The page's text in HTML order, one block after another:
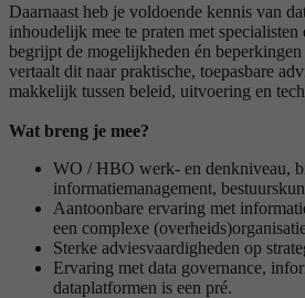
Daarnaast heb je voldoende kennis van
inhoudelijk mee te praten met specialisten
begrijpt de mogelijkheden én
vertaalt dit naar praktische, toepasbare
makkelijk tussen beleid, uitvoering en
Wat breng je mee?
WO / HBO werk- en denkniveau,
informatiemanagement,
Aantoonbare ervaring met
een complexe
Sterke adviesvaardigheden op
Ervaring met data governance,
dataplatformen is een pré.